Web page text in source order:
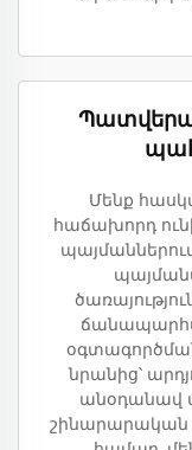
Մենք
հաճախորդ
նրանից՝
անօդանավ
շինարարական